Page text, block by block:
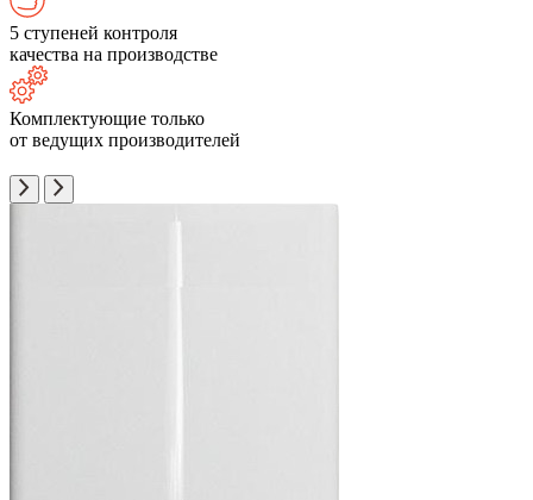
5 ступеней контроля
качества на производстве
Комплектующие только
от ведущих производителей